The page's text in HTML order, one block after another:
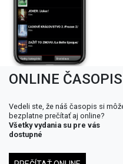
ONLINE ČASOPIS
Vedeli ste, že náš časopis si
bezplatne prečítať aj online?
Všetky vydania su pre vás
dostupné